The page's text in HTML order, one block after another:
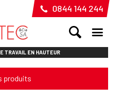
0844 144 244
TRAVAIL EN HAUTEUR
produits